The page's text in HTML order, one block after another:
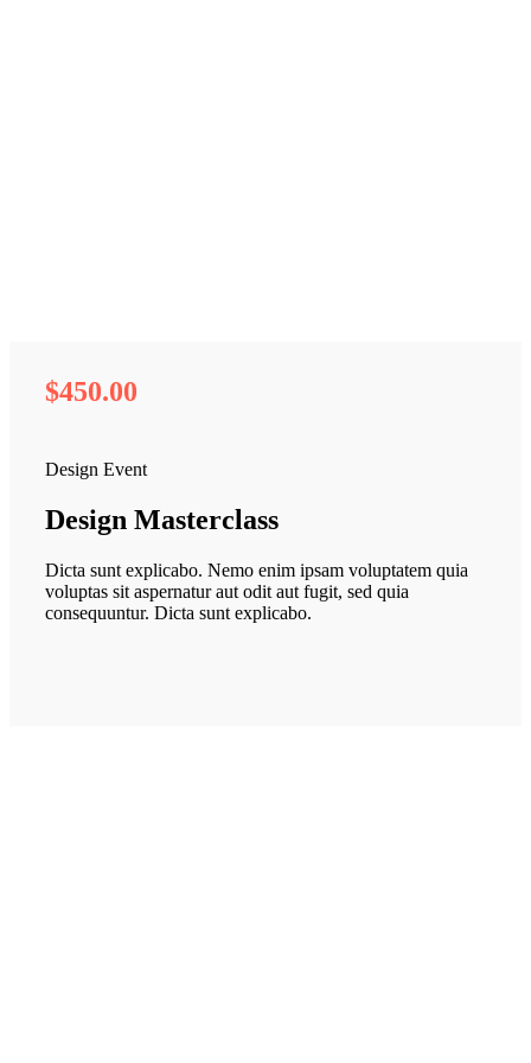
$450.00
Design Event
Design Masterclass
Dicta sunt explicabo. Nemo enim ipsam voluptatem quia
voluptas sit aspernatur aut odit aut fugit, sed quia
consequuntur. Dicta sunt explicabo.